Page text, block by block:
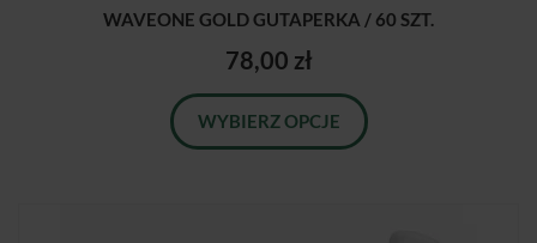
WAVEONE GOLD GUTAPERKA / 60 SZT.
78,00 zł
WYBIERZ OPCJE